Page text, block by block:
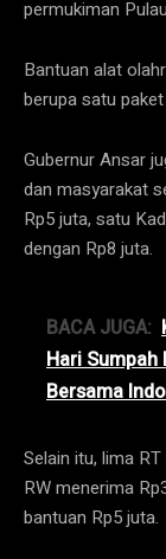
permukiman
Bantuan alat
berupa satu
Gubernur Ansar
dan masyarakat
Rp5 juta, satu
dengan Rp8 juta.
BACA JUGA:
Hari Sumpah
Bersama
Selain itu, lima
RW menerima
bantuan Rp5 juta.